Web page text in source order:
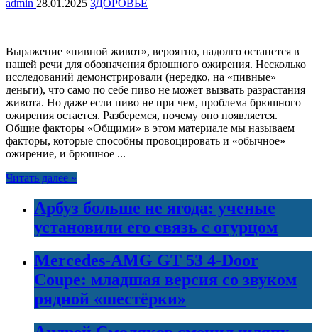
admin 28.01.2025 ЗДОРОВЬЕ
Выражение «пивной живот», вероятно, надолго останется в
нашей речи для обозначения брюшного ожирения. Несколько
исследований демонстрировали (нередко, на «пивные»
деньги), что само по себе пиво не может вызвать разрастания
живота. Но даже если пиво не при чем, проблема брюшного
ожирения остается. Разберемся, почему оно появляется.
Общие факторы «Общими» в этом материале мы называем
факторы, которые способны провоцировать и «обычное»
ожирение, и брюшное ...
Читать далее »
Арбуз больше не ягода: ученые
установили его связь с огурцом
Mercedes-AMG GT 53 4-Door
Coupe: младшая версия со звуком
рядной «шестёрки»